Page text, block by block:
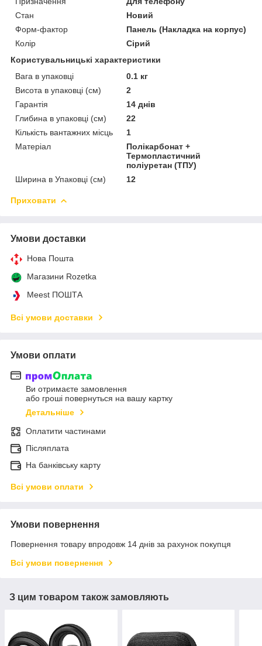
Стан
Новий
Форм-фактор
Панель (Накладка на корпус)
Колір
Сірий
Користувальницькі характеристики
Вага в упаковці
0.1 кг
Висота в упаковці (см)
2
Гарантія
14 днів
Глибина в упаковці (см)
22
Кількість вантажних місць
1
Матеріал
Полікарбонат +
Термопластичний
поліуретан (ТПУ)
Ширина в Упаковці (см)
12
Приховати
Умови доставки
Нова Пошта
Магазини Rozetka
Meest ПОШТА
Всі умови доставки
Умови оплати
Ви отримаєте замовлення
або гроші повернуться на вашу картку
Детальніше
Оплатити частинами
Післяплата
На банківську карту
Всі умови оплати
Умови повернення
Повернення товару впродовж 14 днів за рахунок покупця
Всі умови повернення
З цим товаром також замовляють